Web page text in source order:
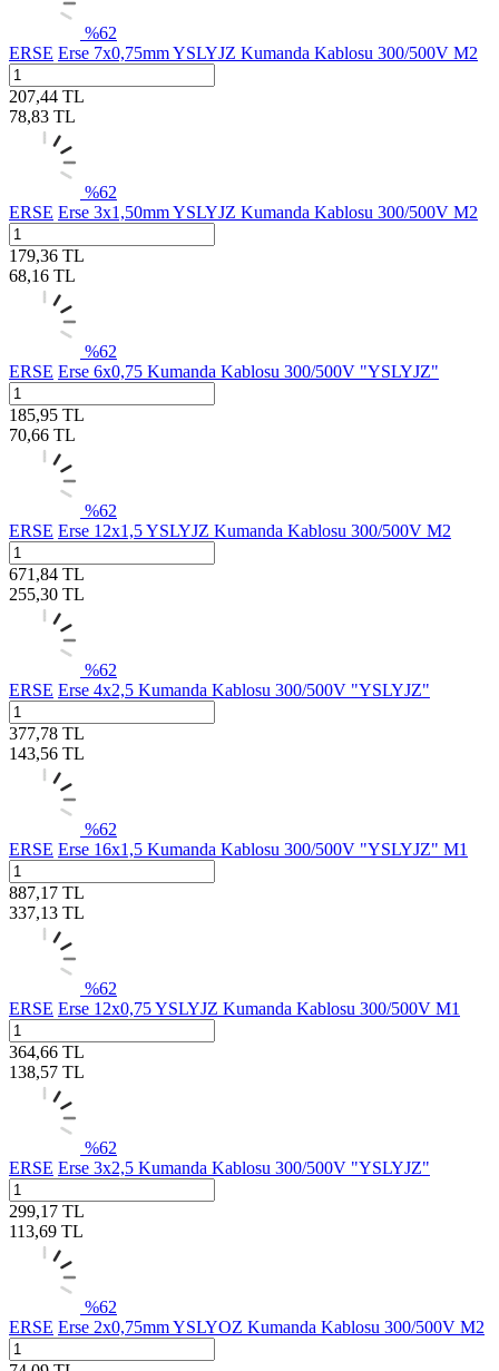
%62
ERSE Erse 7x0,75mm YSLYJZ Kumanda Kablosu 300/500V M2
207,44 TL
78,83 TL
%62
ERSE Erse 3x1,50mm YSLYJZ Kumanda Kablosu 300/500V M2
179,36 TL
68,16 TL
%62
ERSE Erse 6x0,75 Kumanda Kablosu 300/500V "YSLYJZ"
185,95 TL
70,66 TL
%62
ERSE Erse 12x1,5 YSLYJZ Kumanda Kablosu 300/500V M2
671,84 TL
255,30 TL
%62
ERSE Erse 4x2,5 Kumanda Kablosu 300/500V "YSLYJZ"
377,78 TL
143,56 TL
%62
ERSE Erse 16x1,5 Kumanda Kablosu 300/500V "YSLYJZ" M1
887,17 TL
337,13 TL
%62
ERSE Erse 12x0,75 YSLYJZ Kumanda Kablosu 300/500V M1
364,66 TL
138,57 TL
%62
ERSE Erse 3x2,5 Kumanda Kablosu 300/500V "YSLYJZ"
299,17 TL
113,69 TL
%62
ERSE Erse 2x0,75mm YSLYOZ Kumanda Kablosu 300/500V M2